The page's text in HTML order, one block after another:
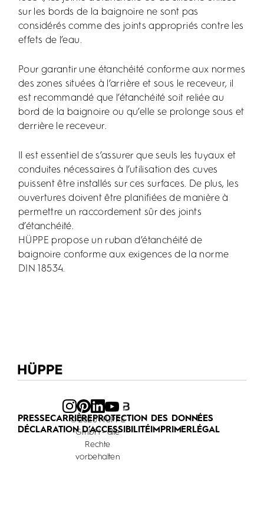
sur les bords de la baignoire ne sont pas
considérés comme des joints appropriés contre les
effets de l’eau.
Pour garantir une étanchéité conforme aux normes
des zones situées à l’arrière et sous le receveur, il
est recommandé que l’étanchéité soit reliée au
bord de la baignoire ou qu’elle se prolonge sous et
derrière le receveur.
Il est essentiel de s’assurer que seuls les tuyaux et
conduites nécessaires à l’utilisation des cuves
puissent être installés sur ces surfaces. De plus, les
ouvertures doivent être planifiées de manière à
permettre un raccordement sûr des joints
d’étanchéité.
HÜPPE propose un ruban d’étanchéité de
baignoire conforme aux exigences de la norme
DIN 18534.
PRESSECARRIÈREPROTECTION DES DONNÉES
DÉCLARATION D’ACCESSIBILITÉIMPRIMERLÉGAL
© 2026 HÜPPE
GmbH - alle
Rechte
vorbehalten